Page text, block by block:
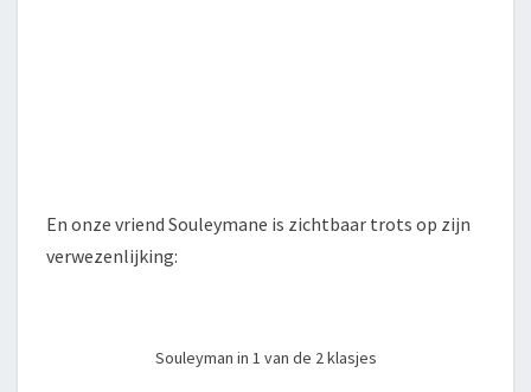
En onze vriend Souleymane is zichtbaar trots op zijn
verwezenlijking:
Souleyman in 1 van de 2 klasjes